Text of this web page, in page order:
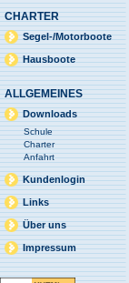
CHARTER
Segel-/Motorboote
Hausboote
ALLGEMEINES
Downloads
Schule
Charter
Anfahrt
Kundenlogin
Links
Über uns
Impressum